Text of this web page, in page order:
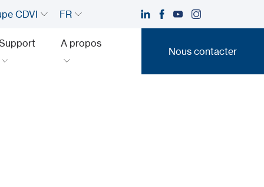
CDVI FR
A propos
Nous contacter